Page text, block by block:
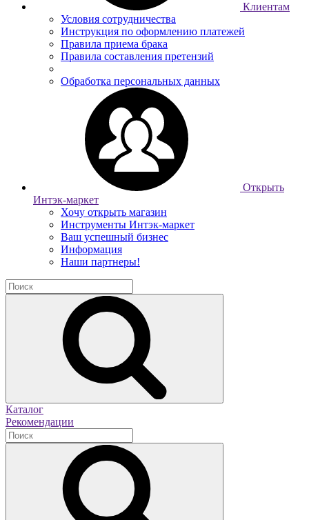
Клиентам
Условия сотрудничества
Инструкция по оформлению платежей
Правила приема брака
Правила составления претензий
Обработка персональных данных
Открыть
Интэк-маркет
Хочу открыть магазин
Инструменты Интэк-маркет
Ваш успешный бизнес
Информация
Наши партнеры!
Каталог
Рекомендации